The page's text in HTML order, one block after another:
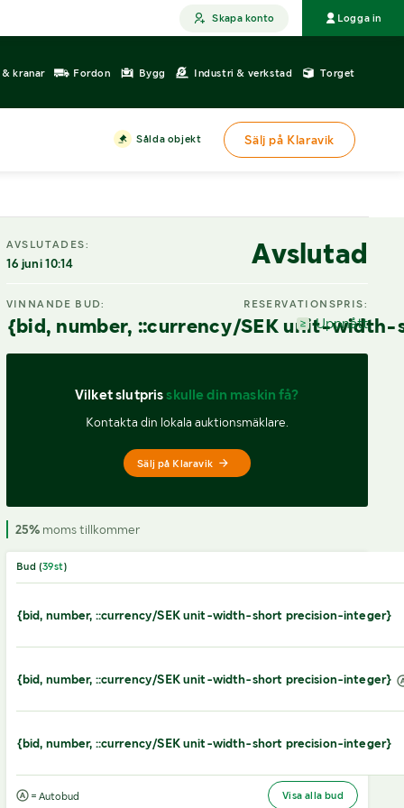
Skapa konto Logga in
kranar Fordon Bygg Industri & verkstad Torget
Sålda objekt Sälj på Klaravik
AVSLUTADES:
16 juni 10:14 Avslutad
VINNANDE BUD:
{bid, number, ::currency/SEK unit-
RESERVATIONSPRIS:
Uppnått
Vilket slutpris skulle din maskin få?
Kontakta din lokala auktionsmäklare.
Sälj på Klaravik
25%moms tillkommer
Bud (39st)
{bid, number, ::currency/SEK unit-width-short precision-integer}
{bid, number, ::currency/SEK unit-width-short precision-integer}
{bid, number, ::currency/SEK unit-width-short precision-integer}
= Autobud Visa alla bud